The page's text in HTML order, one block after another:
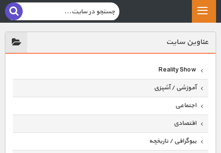
عناوين سايت
Reality Show
آموزشی / آشپزی
اجتماعی
اقتصادی
بیوگرافی / تاریخچه